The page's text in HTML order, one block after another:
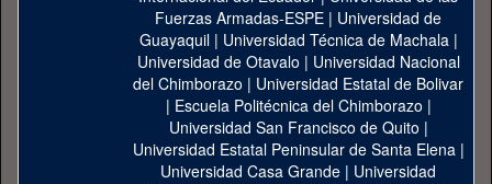
Fuerzas Armadas-ESPE | Universidad de
Guayaquil| Universidad Técnica de Machala|
Universidad de Otavalo | Universidad Nacional
del Chimborazo | Universidad Estatal de Bolivar
| Escuela Politécnica del Chimborazo |
Universidad San Francisco de Quito |
Universidad Estatal Peninsular de Santa Elena|
Universidad Casa Grande | Universidad